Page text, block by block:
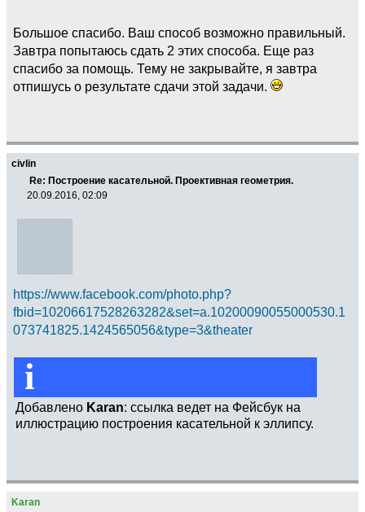
Большое спасибо. Ваш способ возможно правильный.
Завтра попытаюсь сдать 2 этих способа. Еще раз
спасибо за помощь. Тему не закрывайте, я завтра
отпишусь о результате сдачи этой задачи.
civlin
Re: Построение касательной. Проективная геометрия.
20.09.2016, 02:09
https://www.facebook.com/photo.php?
fbid=10206617528263282&set=a.10200090055000530.1
073741825.1424565056&type=3&theater
i
Добавлено Karan: ссылка ведет на Фейсбук на
иллюстрацию построения касательной к эллипсу.
Karan